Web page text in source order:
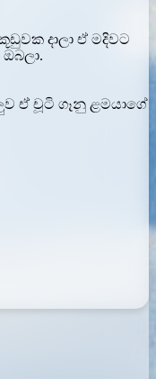
දාලා ඒ මදිවට
ඒ චූටි ගෑනු ළමයාගේ